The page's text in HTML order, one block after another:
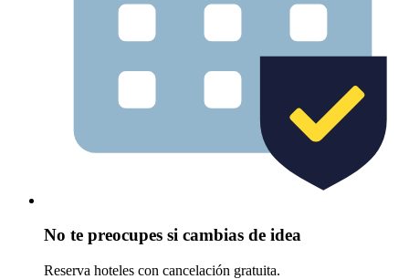
No te preocupes si cambias de idea
Reserva hoteles con cancelación gratuita.